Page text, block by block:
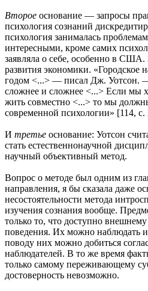
Второе основание — запросы
психология сознаний
психология занималась
интересными, кроме самих
заявляла о себе, особенно в
развития экономики. «Городское
годом <...> — писал Дж. Уотсон.
сложнее и сложнее <...> Если мы
жить совместно <...> то мы
современной психологии» [114,
И третье основание: Уотсон
стать естественнонаучной
научный объективный метод.
Вопрос о методе был одним из
направления, я бы сказала даже
несостоятельности метода
изучения сознания вообще.
только то, что доступно
поведения. Их можно наблюдать
поводу них можно добиться
наблюдателей. В то же время
только самому переживающему
достоверность невозможно.